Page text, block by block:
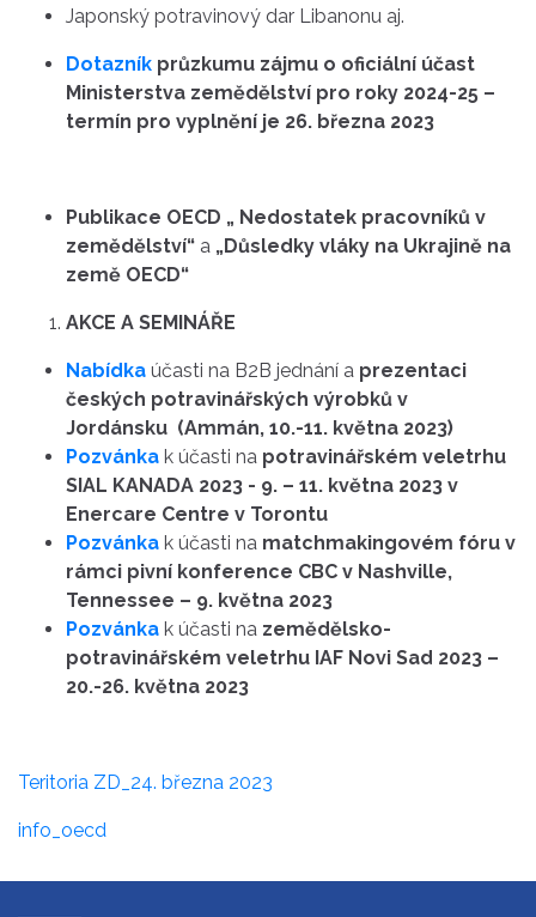
Japonský potravinový dar Libanonu aj.
Dotazník průzkumu zájmu o oficiální účast
Ministerstva zemědělství pro roky 2024-25 –
termín pro vyplnění je 26. března 2023
Publikace OECD „ Nedostatek pracovníků v
zemědělství“ a „Důsledky vláky na Ukrajině na
země OECD“
AKCE A SEMINÁŘE
Nabídka účasti na B2B jednání a prezentaci
českých potravinářských výrobků v
Jordánsku (Ammán, 10.-11. května 2023)
Pozvánka k účasti na potravinářském veletrhu
SIAL KANADA 2023 - 9. – 11. května 2023 v
Enercare Centre v Torontu
Pozvánka k účasti na matchmakingovém fóru v
rámci pivní konference CBC v Nashville,
Tennessee – 9. května 2023
Pozvánka k účasti na zemědělsko-
potravinářském veletrhu IAF Novi Sad 2023 –
20.-26. května 2023
Teritoria ZD_24. března 2023
info_oecd